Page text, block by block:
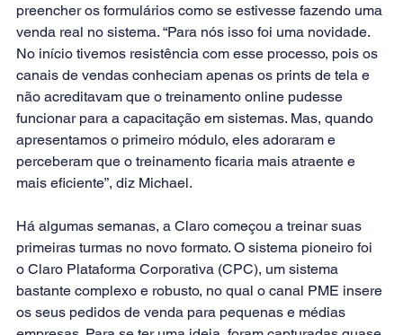
preencher os formulários como se estivesse fazendo uma
venda real no sistema. “Para nós isso foi uma novidade.
No início tivemos resistência com esse processo, pois os
canais de vendas conheciam apenas os prints de tela e
não acreditavam que o treinamento online pudesse
funcionar para a capacitação em sistemas. Mas, quando
apresentamos o primeiro módulo, eles adoraram e
perceberam que o treinamento ficaria mais atraente e
mais eficiente”, diz Michael.
Há algumas semanas, a Claro começou a treinar suas
primeiras turmas no novo formato. O sistema pioneiro foi
o Claro Plataforma Corporativa (CPC), um sistema
bastante complexo e robusto, no qual o canal PME insere
os seus pedidos de venda para pequenas e médias